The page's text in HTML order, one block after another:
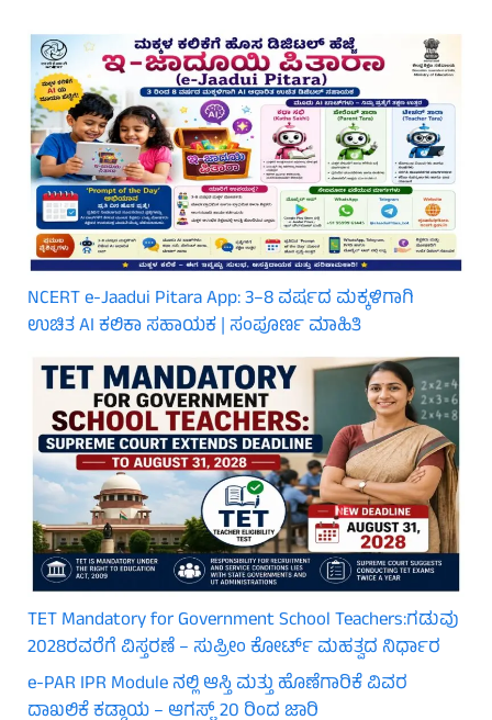
NCERT e-Jaadui Pitara App: 3–8 ವರ್ಷದ ಮಕ್ಕಳಿಗಾಗಿ
ಉಚಿತ AI ಕಲಿಕಾ ಸಹಾಯಕ | ಸಂಪೂರ್ಣ ಮಾಹಿತಿ
TET Mandatory for Government School Teachers:ಗಡುವು
2028ರವರೆಗೆ ವಿಸ್ತರಣೆ – ಸುಪ್ರೀಂ ಕೋರ್ಟ್ ಮಹತ್ವದ ನಿರ್ಧಾರ
e-PAR IPR Module ನಲ್ಲಿ ಆಸ್ತಿ ಮತ್ತು ಹೊಣೆಗಾರಿಕೆ ವಿವರ
ದಾಖಲಿಕೆ ಕಡ್ಡಾಯ – ಆಗಸ್ಟ್ 20 ರಿಂದ ಜಾರಿ